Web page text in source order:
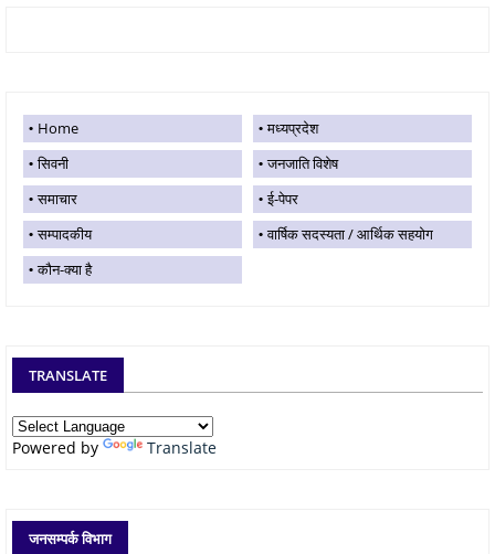
Home
मध्यप्रदेश
सिवनी
जनजाति विशेष
समाचार
ई-पेपर
सम्पादकीय
वार्षिक सदस्यता / आर्थिक सहयोग
कौन-क्या है
TRANSLATE
Powered by Translate
जनसम्पर्क विभाग